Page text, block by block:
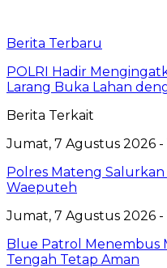
Berita Terbaru
POLRI Hadir
Larang Buka Lahan
Berita Terkait
Jumat, 7 Agustus 2026 -
Polres Mateng
Waeputeh
Jumat, 7 Agustus 2026 -
Blue Patrol Menembus
Tengah Tetap Aman